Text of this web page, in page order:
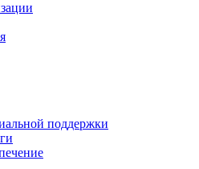
поддержки